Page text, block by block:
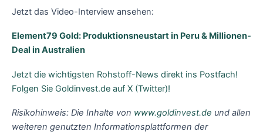
Jetzt das Video-Interview ansehen:
Element79 Gold: Produktionsneustart in Peru & Millionen-
Deal in Australien
Jetzt die wichtigsten Rohstoff-News direkt ins Postfach!
Folgen Sie Goldinvest.de auf X (Twitter)!
Risikohinweis: Die Inhalte von www.goldinvest.de und allen
weiteren genutzten Informationsplattformen der